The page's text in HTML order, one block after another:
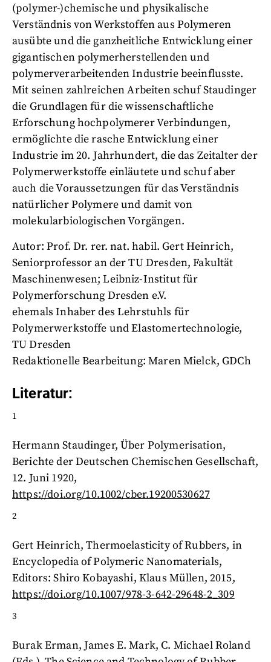
(polymer-)chemische und physikalische
Verständnis von Werkstoffen aus Polymeren
ausübte und die ganzheitliche Entwicklung einer
gigantischen polymerherstellenden und
polymerverarbeitenden Industrie beeinflusste.
Mit seinen zahlreichen Arbeiten schuf Staudinger
die Grundlagen für die wissenschaftliche
Erforschung hochpolymerer Verbindungen,
ermöglichte die rasche Entwicklung einer
Industrie im 20. Jahrhundert, die das Zeitalter der
Polymerwerkstoffe einläutete und schuf aber
auch die Voraussetzungen für das Verständnis
natürlicher Polymere und damit von
molekularbiologischen Vorgängen.
Autor: Prof. Dr. rer. nat. habil. Gert Heinrich,
Seniorprofessor an der TU Dresden, Fakultät
Maschinenwesen; Leibniz-Institut für
Polymerforschung Dresden e.V.
ehemals Inhaber des Lehrstuhls für
Polymerwerkstoffe und Elastomertechnologie,
TU Dresden
Redaktionelle Bearbeitung: Maren Mielck, GDCh
Literatur:
1
Hermann Staudinger, Über Polymerisation,
Berichte der Deutschen Chemischen Gesellschaft,
12. Juni 1920,
https://doi.org/10.1002/cber.19200530627
2
Gert Heinrich, Thermoelasticity of Rubbers, in
Encyclopedia of Polymeric Nanomaterials,
Editors: Shiro Kobayashi, Klaus Müllen, 2015,
https://doi.org/10.1007/978-3-642-29648-2_309
3
Burak Erman, James E. Mark, C. Michael Roland